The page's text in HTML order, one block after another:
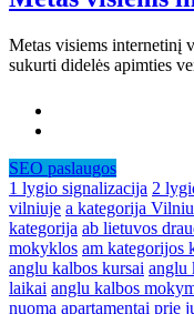
Metas visiems internetinį
sukurti didelės apimties
SEO paslaugos
1 lygio signalizacija 2
vilniuje a kategorija
kategorija ab lietuvos
mokyklos am kategorijos
anglu kalbos kursai anglu
laikai anglu kalbos
nuoma apartamentai prie